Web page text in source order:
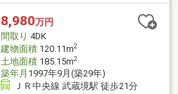
8,980万円
間取り 4DK
建物面積120.11m2
土地面積185.15m2
築年月 1997年9月(築29年)
ＪＲ中央線 武蔵境駅 徒歩21分